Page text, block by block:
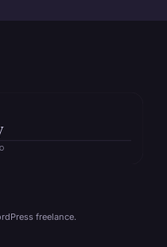
freelance.